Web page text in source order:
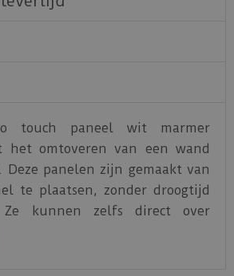
touch paneel wit marmer
het omtoveren van een wand
Deze panelen zijn gemaakt van
te plaatsen, zonder droogtijd
Ze kunnen zelfs direct over
worden aangebracht. Het
op maat te snijden met